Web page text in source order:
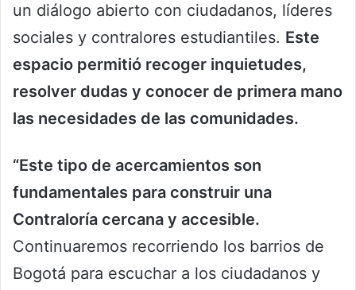
un diálogo abierto con ciudadanos, líderes
sociales y contralores estudiantiles. Este
espacio permitió recoger inquietudes,
resolver dudas y conocer de primera mano
las necesidades de las comunidades.
“Este tipo de acercamientos son
fundamentales para construir una
Contraloría cercana y accesible.
Continuaremos recorriendo los barrios de
Bogotá para escuchar a los ciudadanos y